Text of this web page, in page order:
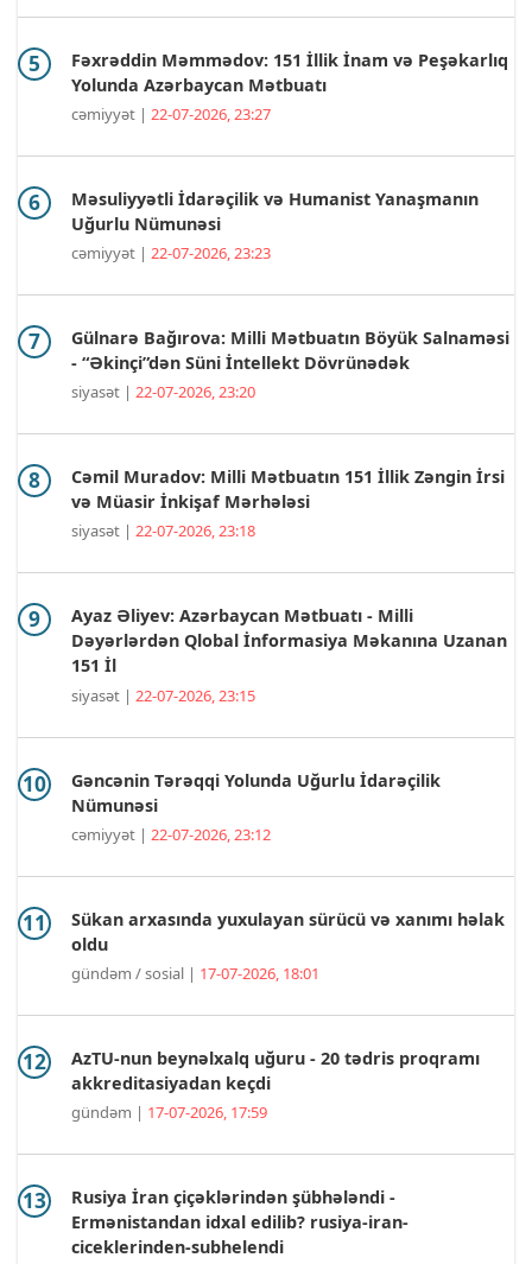
Fəxrəddin Məmmədov: 151 İllik İnam və Peşəkarlıq
Yolunda Azərbaycan Mətbuatı
cəmiyyət | 22-07-2026, 23:27
Məsuliyyətli İdarəçilik və Humanist Yanaşmanın
Uğurlu Nümunəsi
cəmiyyət | 22-07-2026, 23:23
Gülnarə Bağırova: Milli Mətbuatın Böyük Salnaməsi
- “Əkinçi”dən Süni İntellekt Dövrünədək
siyasət | 22-07-2026, 23:20
Cəmil Muradov: Milli Mətbuatın 151 İllik Zəngin İrsi
və Müasir İnkişaf Mərhələsi
siyasət | 22-07-2026, 23:18
Ayaz Əliyev: Azərbaycan Mətbuatı - Milli
Dəyərlərdən Qlobal İnformasiya Məkanına Uzanan
151 İl
siyasət | 22-07-2026, 23:15
Gəncənin Tərəqqi Yolunda Uğurlu İdarəçilik
Nümunəsi
cəmiyyət | 22-07-2026, 23:12
Sükan arxasında yuxulayan sürücü və xanımı həlak
oldu
gündəm / sosial | 17-07-2026, 18:01
AzTU-nun beynəlxalq uğuru - 20 tədris proqramı
akkreditasiyadan keçdi
gündəm | 17-07-2026, 17:59
Rusiya İran çiçəklərindən şübhələndi -
Ermənistandan idxal edilib? rusiya-iran-
ciceklerinden-subhelendi